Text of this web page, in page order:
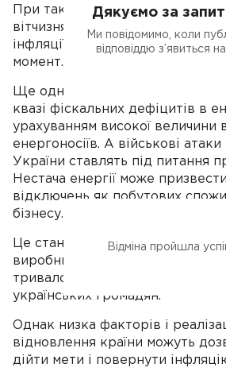
При такому розвитку подій
вітчизняної економіки будуть
інфляції - вищим, ніж
момент.
Ще однією з проблем може
квазі фіскальних дефіцитів в
урахуванням високої величини
енергоносіїв. А військові атаки
України ставлять під питання
Нестача енергії може
відключень як побутових
бізнесу.
Це стане наслідком скорочення
виробництва. Це також
тривалості перебування за
українських громадян.
Однак низка факторів і
відновлення країни можуть
дійти мети і повернути
Дякуємо за
Ми повідомимо, коли
відповіддю з’явиться на
Відміна пройшла